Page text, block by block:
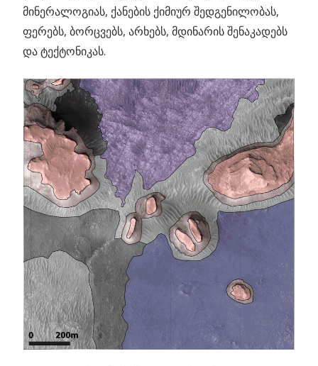
მინერალოგიას, ქანების ქიმიურ შედგენილობას,
ფერებს, ბორცვებს, არხებს, მდინარის შენაკადებს
და ტექტონიკას.